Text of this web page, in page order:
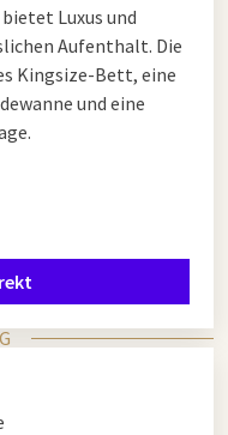
Luxus und
Aufenthalt. Die
Kingsize-Bett, eine
und eine